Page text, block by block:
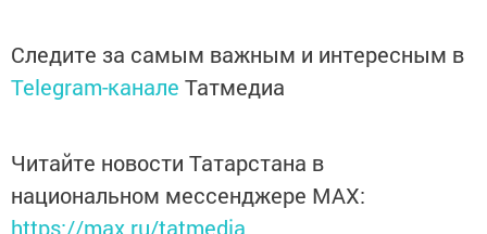
Следите за самым важным и интересным в
Telegram-канале Татмедиа
Читайте новости Татарстана в
национальном мессенджере MАХ:
https://max.ru/tatmedia